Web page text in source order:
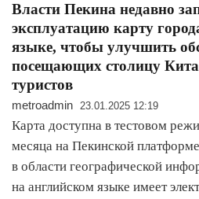
Власти Пекина недавно
эксплуатацию карту
языке, чтобы улучшить
посещающих столицу
туристов
metroadmin 23.01.2025 12:19
Карта доступна в тестовом
месяца на Пекинской
в области географической
на английском языке имеет